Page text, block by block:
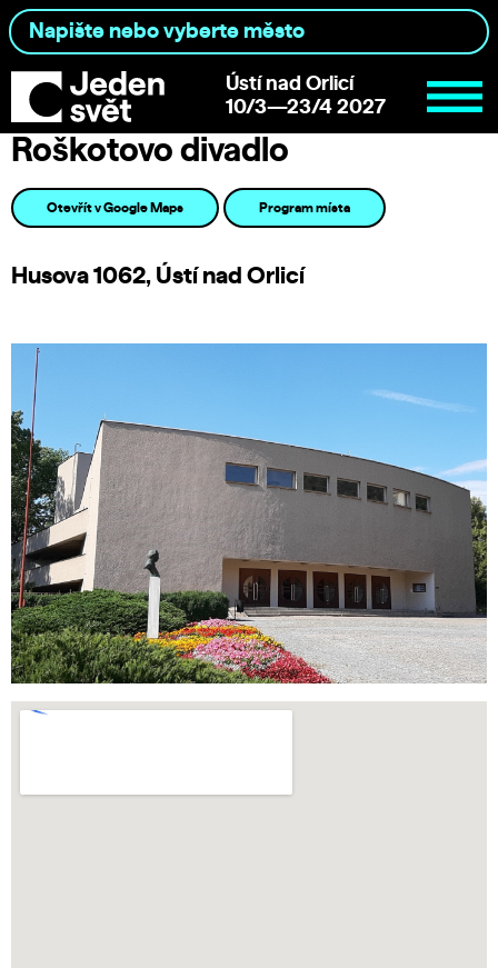
Ústí nad Orlicí
10/3—23/4 2027
Roškotovo divadlo
Otevřít v Google Maps Program místa
Husova 1062, Ústí nad Orlicí